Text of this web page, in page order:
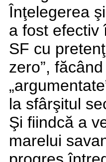
Înţelegerea
a fost efectiv
SF cu
zero”,
la sfârşitul
Şi fiindcă a
marelui